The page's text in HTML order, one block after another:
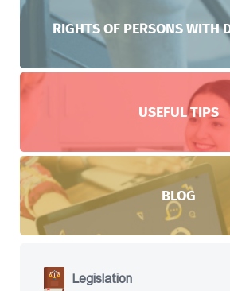
RIGHTS OF PERSONS WITH
USEFUL TIPS
BLOG
Legislation